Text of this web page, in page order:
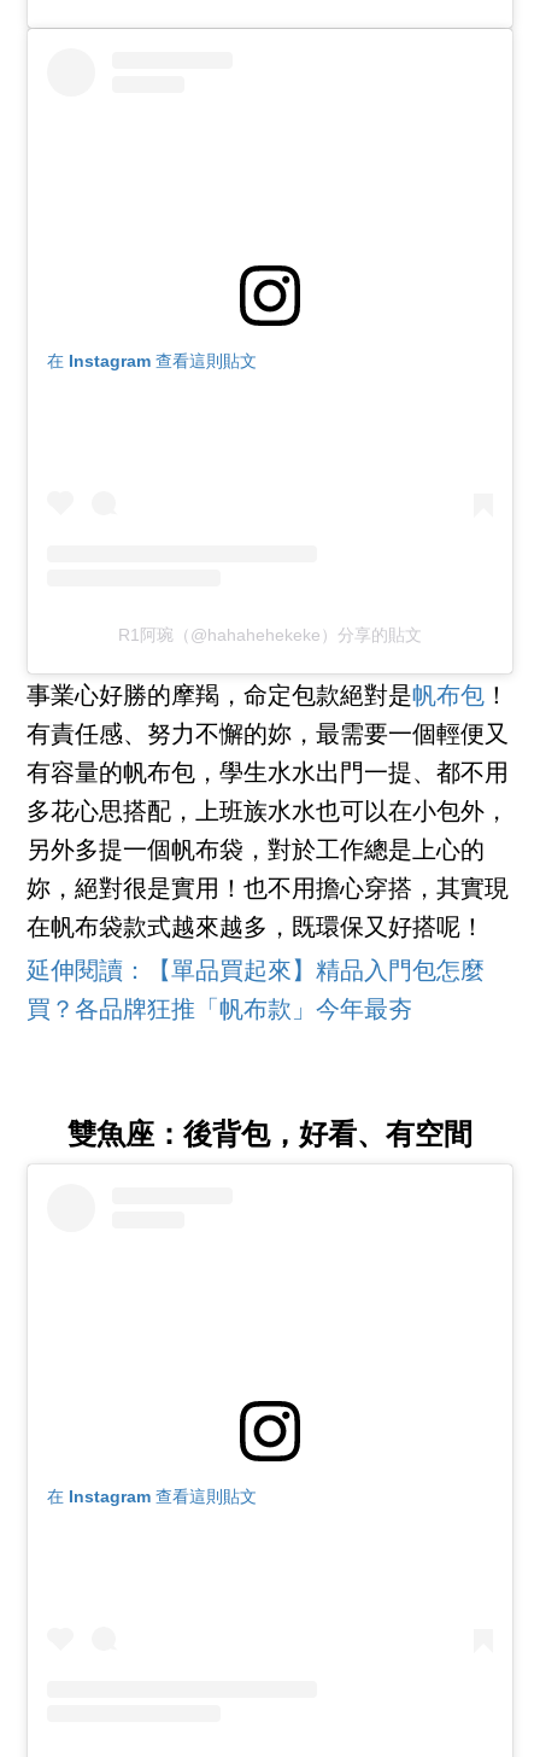
在 Instagram 查看這則貼文
R1阿琬（@hahahehekeke）分享的貼文
事業心好勝的摩羯，命定包款絕對是帆布包 ！
有責任感、努力不懈的妳，最需要一個輕便又
有容量的帆布包，學生水水出門一提、都不用
多花心思搭配，上班族水水也可以在小包外，
另外多提一個帆布袋，對於工作總是上心的
妳，絕對很是實用！也不用擔心穿搭，其實現
在帆布袋款式越來越多，既環保又好搭呢！
延伸閱讀：【單品買起來】精品入門包怎麼
買？各品牌狂推「帆布款」今年最夯
雙魚座：後背包，好看、有空間
在 Instagram 查看這則貼文